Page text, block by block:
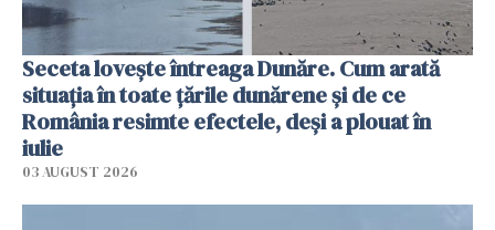
Seceta lovește întreaga Dunăre. Cum arată
situația în toate țările dunărene și de ce
România resimte efectele, deși a plouat în
iulie
03 AUGUST 2026